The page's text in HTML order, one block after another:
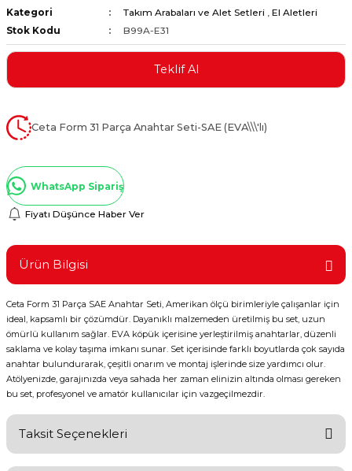
Kaplamalar
ve Penseler
Aletleri
Kategori
Takım Arabaları ve Alet Setleri , El Aletleri
Stok Kodu
B99A-E31
Teklif Al
Ceta Form 31 Parça Anahtar Seti-SAE (EVA\\\'lı)
WhatsApp Sipariş
Fiyatı Düşünce Haber Ver
Ürün Bilgisi
Ceta Form 31 Parça SAE Anahtar Seti, Amerikan ölçü birimleriyle çalışanlar için
ideal, kapsamlı bir çözümdür. Dayanıklı malzemeden üretilmiş bu set, uzun
ömürlü kullanım sağlar. EVA köpük içerisine yerleştirilmiş anahtarlar, düzenli
saklama ve kolay taşıma imkanı sunar. Set içerisinde farklı boyutlarda çok sayıda
anahtar bulundurarak, çeşitli onarım ve montaj işlerinde size yardımcı olur.
Atölyenizde, garajınızda veya sahada her zaman elinizin altında olması gereken
bu set, profesyonel ve amatör kullanıcılar için vazgeçilmezdir.
Taksit Seçenekleri